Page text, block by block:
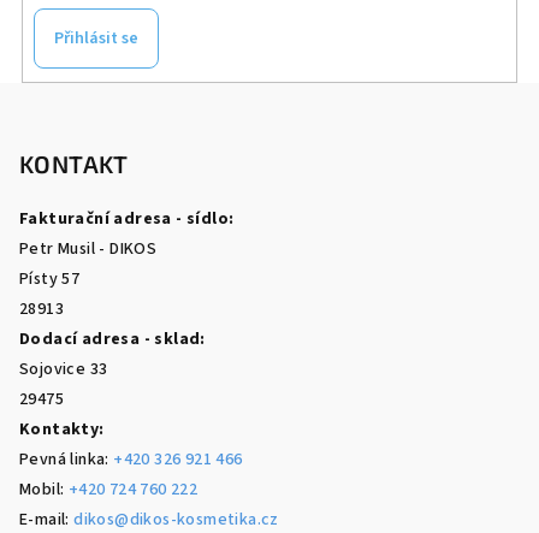
Přihlásit se
KONTAKT
Fakturační adresa - sídlo:
Petr Musil - DIKOS
Písty 57
28913
Dodací adresa - sklad:
Sojovice 33
29475
Kontakty:
Pevná linka: +420 326 921 466
Mobil: +420 724 760 222
E-mail:dikos@dikos-kosmetika.cz